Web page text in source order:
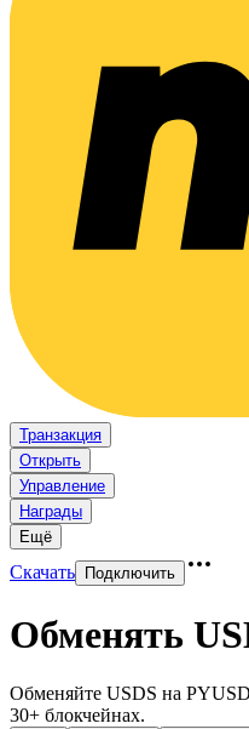
Транзакция
Открыть
Управление
Награды
Ещё
Скачать Подключить
Обменять
Обменяйте USDS на
30+ блокчейнах.